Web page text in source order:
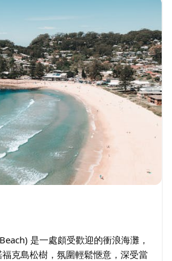
是一處頗受歡迎的衝浪海灘，
克島松樹，氛圍輕鬆愜意，深受當